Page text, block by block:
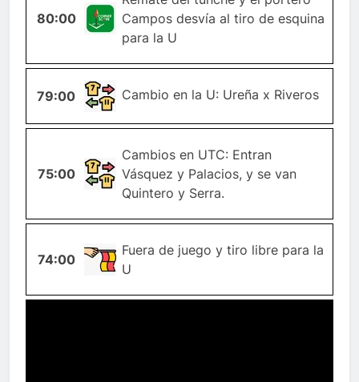
80:00ESQUINACampos desvía al tiro de esquina
para la U
79:00
CAMBIO-
JUGADOR
Cambio en la U: Ureña x Riveros
75:00
CAMBIO-
JUGADOR
Cambios en UTC: Entran
Vásquez y Palacios, y se van
Quintero y Serra.
74:00OFFSIDE
Fuera de juego y tiro libre para la
U